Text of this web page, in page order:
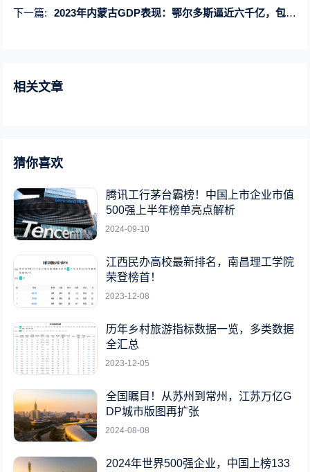
下一篇:
2023年内蒙古GDP表现：鄂尔多斯逼近六千亿，包头增速领跑全区！
相关文章
猜你喜欢
腾讯工行茅台霸榜！中国上市企业市值
500强上半年榜单亮点解析
2024-09-10
江西民办高校最新排名，南昌理工学院
荣登榜首！
2023-12-08
历年乡村旅游指标数据一览，多类数据
全汇总
2023-12-05
全国瞩目！从苏州到常州，江苏万亿G
DP城市版图再扩张
2024-08-08
2024年世界500强企业，中国上榜133